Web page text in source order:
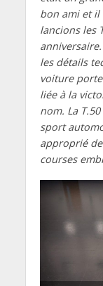
bon ami et
lancions les
les détails
voiture
liée à la
nom. La
sport
approprié
courses